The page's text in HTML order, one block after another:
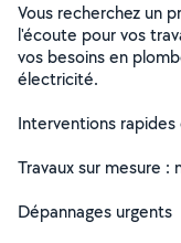
Vous recherchez un
l'écoute pour vos
vos besoins en
électricité.
Interventions
Travaux sur mesure
Dépannages urgents